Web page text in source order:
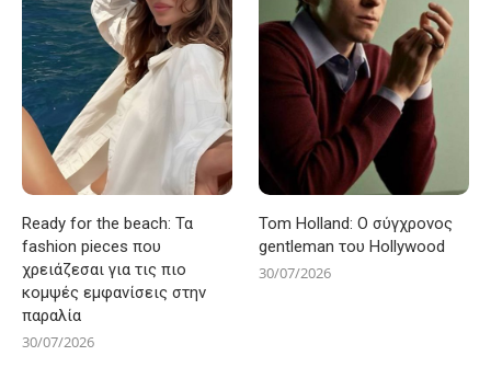
Ready for the beach: Τα
fashion pieces που
χρειάζεσαι για τις πιο
κομψές εμφανίσεις στην
παραλία
30/07/2026
Tom Holland: Ο σύγχρονος
gentleman του Hollywood
30/07/2026